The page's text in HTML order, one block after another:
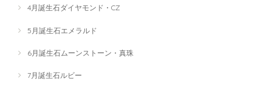
4月誕生石ダイヤモンド・CZ
5月誕生石エメラルド
6月誕生石ムーンストーン・真珠
7月誕生石ルビー